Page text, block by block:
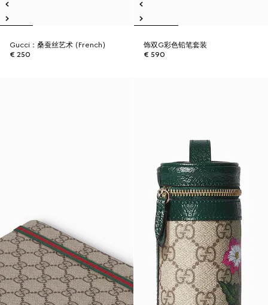
Gucci：桑蚕丝艺术 (French)
€ 250
饰双G彩色铅笔套装
€ 590